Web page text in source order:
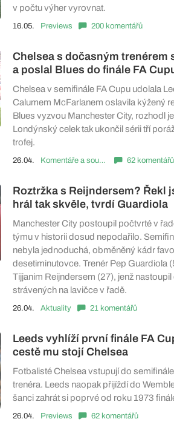
v počtu výher vyrovnat.
16.05. Previews 200 komentářů
Chelsea s dočasným trenérem
a poslal Blues do finále FA
Chelsea v semifinále FA Cupu udolala
Calumem McFarlanem oslavila kýžený
Blues vyzvou Manchester City, rozhodl
Londýnský celek tak ukončil sérii tří
trofej.
26.04. Komentáře a souhrny 62 komentářů
Roztržka s Reijndersem? Řekl
hrál tak skvěle, tvrdí Guardiola
Manchester City postoupil počtvrté v
týmu v historii dosud nepodařilo.
nebyla jednoduchá, obměněný kádr
desetiminutovce. Trenér Pep Guardiola
Tijjanim Reijndersem (27), jenž
strávených na lavičce v řadě.
26.04. Aktuality 21 komentářů
Leeds vyhlíží první finále FA
cestě mu stojí Chelsea
Fotbalisté Chelsea vstupují do
trenéra. Leeds naopak přijíždí do
šanci zahrát si poprvé od roku 1973
26.04. Previews 62 komentářů